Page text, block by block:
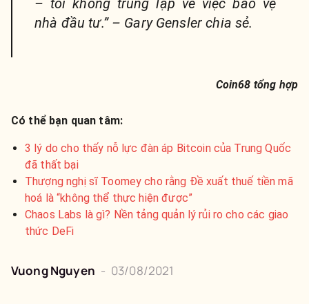
– tôi không trung lập về việc bảo vệ
nhà đầu tư.” – Gary Gensler chia sẻ.
Coin68 tổng hợp
Có thể bạn quan tâm:
3 lý do cho thấy nỗ lực đàn áp Bitcoin của Trung Quốc
đã thất bại
Thượng nghị sĩ Toomey cho rằng Đề xuất thuế tiền mã
hoá là “không thể thực hiện được”
Chaos Labs là gì? Nền tảng quản lý rủi ro cho các giao
thức DeFi
Vuong Nguyen - 03/08/2021